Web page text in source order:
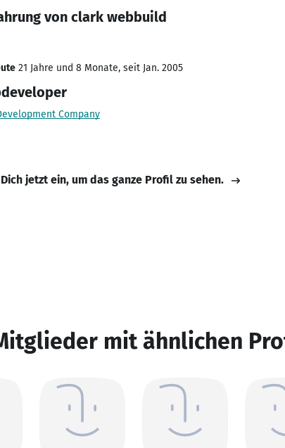
von clark webbuild
21 Jahre und 8 Monate, seit Jan. 2005
Company
jetzt ein, um das ganze Profil zu sehen.
mit ähnlichen